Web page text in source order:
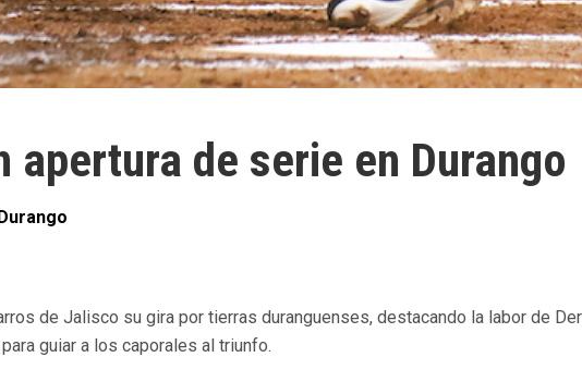
apertura de serie en Durango
de Jalisco su gira por tierras duranguenses, destacando la labor de
guiar a los caporales al triunfo.